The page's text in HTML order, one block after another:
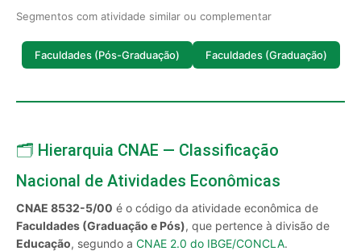
Segmentos com atividade similar ou complementar
Faculdades (Pós-Graduação) Faculdades (Graduação)
🗂️ Hierarquia CNAE — Classificação
Nacional de Atividades Econômicas
CNAE 8532-5/00 é o código da atividade econômica de
Faculdades (Graduação e Pós), que pertence à divisão de
Educação, segundo a CNAE 2.0 do IBGE/CONCLA.